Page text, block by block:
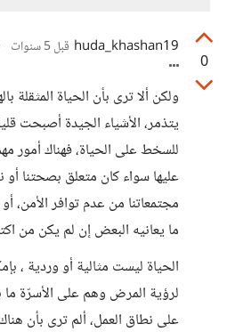
0
huda_khashan19 قبل 5 سنوات
ولكن ألا ترى بأن الحياة
يتذمر، الأشياء الجيدة أصبحت
للسخط على الحياة، فهناك أمور
عليها سواء كان متعلق بصحتنا أو
مجتمعاتنا من عدم توافر الأمن،
ما يعانيه البعض إن لم يكن من
الحياة ليست مثالية أو وردية ،
لرؤية المرض وهم على الأسرّة ما
على نطاق العمل، ألم ترى بأن